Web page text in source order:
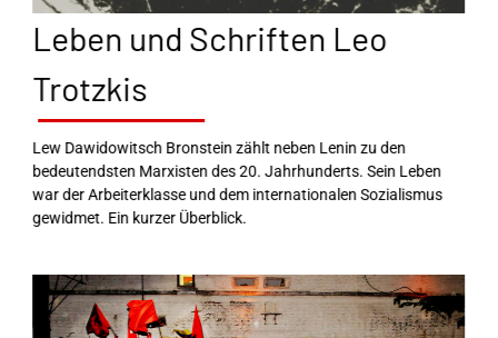
Leben und Schriften Leo
Trotzkis
Lew Dawidowitsch Bronstein zählt neben Lenin zu den
bedeutendsten Marxisten des 20. Jahrhunderts. Sein Leben
war der Arbeiterklasse und dem internationalen Sozialismus
gewidmet. Ein kurzer Überblick.